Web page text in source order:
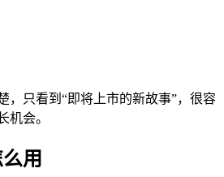
，只看到“即将上市的新故事”，很容
机会。
用